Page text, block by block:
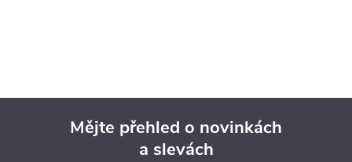
Mějte přehled o novinkách
a slevách